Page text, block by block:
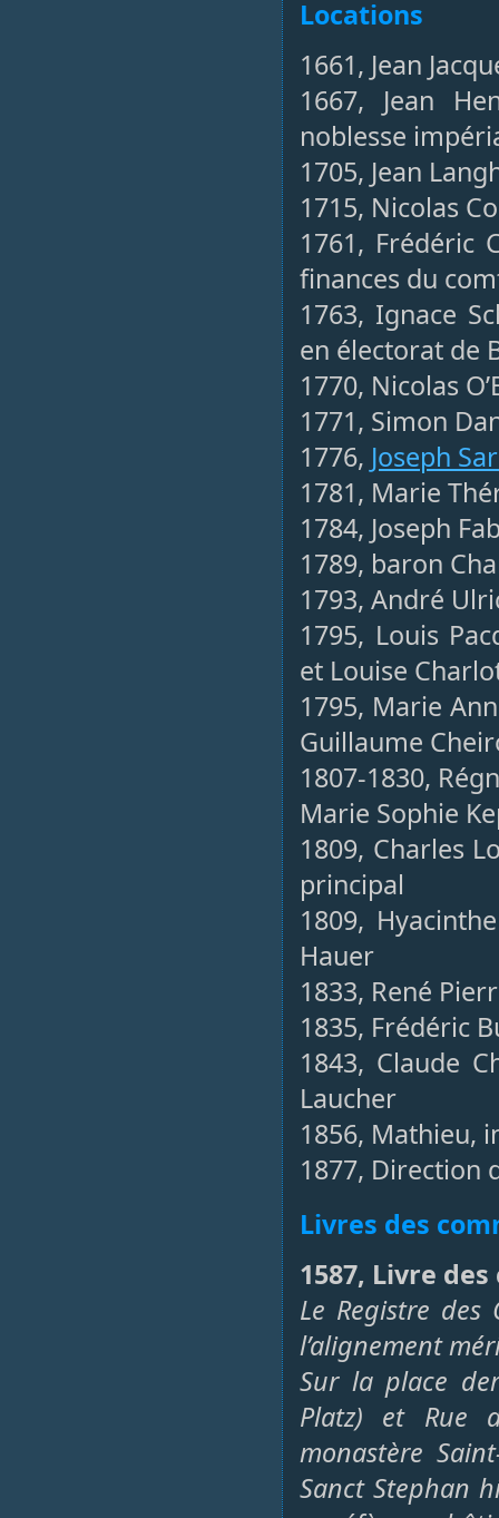
Locations
1661, Jean
1667, Jean
noblesse
1705, Jean
1715, Nicolas
1761, Frédéric
finances du
1763, Ignace
en électorat de
1770, Nicolas
1771, Simon
1776, Joseph
1781, Marie
1784, Joseph
1789, baron
1793, André
1795, Louis
et Louise
1795, Marie
Guillaume
1807-1830,
Marie Sophie
1809, Charles
principal
1809,
Hauer
1833, René
1835, Frédéric
1843, Claude
Laucher
1856, Mathieu,
1877, Direction
Livres des
1587, Livre
Le Registre
l’alignement
Sur la place
Platz) et Rue
monastère
Sanct Stephan